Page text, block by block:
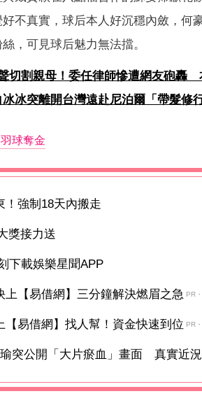
不真實，球后本人好沉穩內斂，何
，可見球后魅力無法擋。
切割親母！委任律師慘遭網友砲轟
冰冰突離開台灣遠赴尼泊爾「帶髮
球奪金
！強制18天內搬走
獎接力送
下載娛樂星聞APP
上【易借網】三分鐘解決燃眉之急 PR
【易借網】找人幫！資金快速到位 PR
突公開「大片瘀血」畫面 真實近